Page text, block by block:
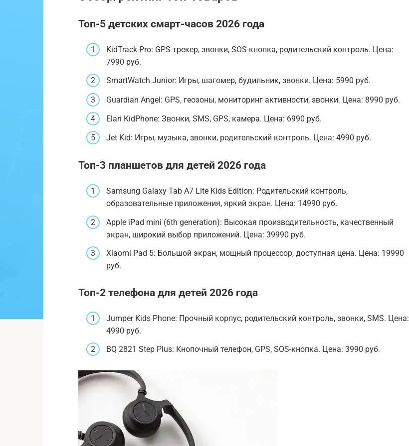
Топ-5 детских смарт-часов 2026 года
KidTrack Pro: GPS-трекер, звонки, SOS-кнопка, родительский контроль. Цена:
7990 руб.
SmartWatch Junior: Игры, шагомер, будильник, звонки. Цена: 5990 руб.
Guardian Angel: GPS, геозоны, мониторинг активности, звонки. Цена: 8990 руб.
Elari KidPhone: Звонки, SMS, GPS, камера. Цена: 6990 руб.
Jet Kid: Игры, музыка, звонки, родительский контроль. Цена: 4990 руб.
Топ-3 планшетов для детей 2026 года
Samsung Galaxy Tab A7 Lite Kids Edition: Родительский контроль,
образовательные приложения, яркий экран. Цена: 14990 руб.
Apple iPad mini (6th generation): Высокая производительность, качественный
экран, широкий выбор приложений. Цена: 39990 руб.
Xiaomi Pad 5: Большой экран, мощный процессор, доступная цена. Цена: 19990
руб.
Топ-2 телефона для детей 2026 года
Jumper Kids Phone: Прочный корпус, родительский контроль, звонки, SMS. Цена:
4990 руб.
BQ 2821 Step Plus: Кнопочный телефон, GPS, SOS-кнопка. Цена: 3990 руб.